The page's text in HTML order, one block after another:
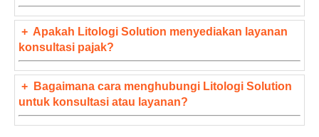
+ Apakah Litologi Solution menyediakan layanan
konsultasi pajak?
+
Bagaimana cara menghubungi Litologi Solution
untuk konsultasi atau layanan?